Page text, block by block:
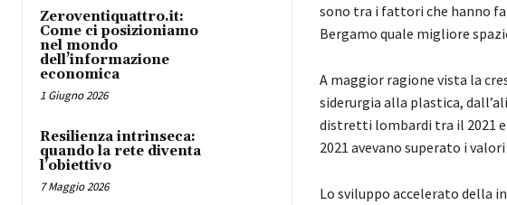
Zeroventiquattro.it:
Come ci posizioniamo
nel mondo
dell’informazione
economica
1 Giugno 2026
Resilienza intrinseca:
quando la rete diventa
l’obiettivo
7 Maggio 2026
sono tra i fattori che hanno
Bergamo quale migliore
A maggior ragione vista la
siderurgia alla plastica,
distretti lombardi tra il 2021 e
2021 avevano superato i
Lo sviluppo accelerato della